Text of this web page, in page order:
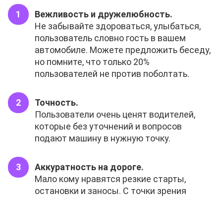
Вежливость и дружелюбность.
Не забывайте здороваться, улыбаться,
пользователь словно гость в вашем
автомобиле. Можете предложить беседу,
но помните, что только 20%
пользователей не против поболтать.
Точность.
Пользователи очень ценят водителей,
которые без уточнений и вопросов
подают машину в нужную точку.
Аккуратность на дороге.
Мало кому нравятся резкие старты,
остановки и заносы. С точки зрения